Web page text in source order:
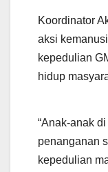
Koordinator
aksi
kepedulian
hidup
“Anak-anak
penanganan
kepedulian